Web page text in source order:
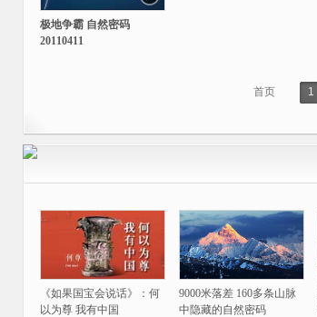
极地争霸 自然密码
20110411
首页 1
《如果国宝会说话》：何
以为尊 我有中国
9000米落差 160多条山脉
中隐藏的自然密码